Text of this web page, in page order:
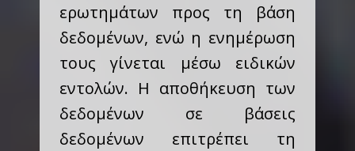
ερωτημάτων προς τη βάση
δεδομένων, ενώ η ενημέρωση
τους γίνεται μέσω ειδικών
εντολών. Η αποθήκευση των
δεδομένων σε βάσεις
δεδομένων επιτρέπει τη